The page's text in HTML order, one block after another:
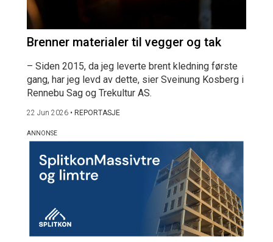
Brenner materialer til vegger og tak
– Siden 2015, da jeg leverte brent kledning første
gang, har jeg levd av dette, sier Sveinung Kosberg i
Rennebu Sag og Trekultur AS.
22 Jun 2026 • REPORTASJE